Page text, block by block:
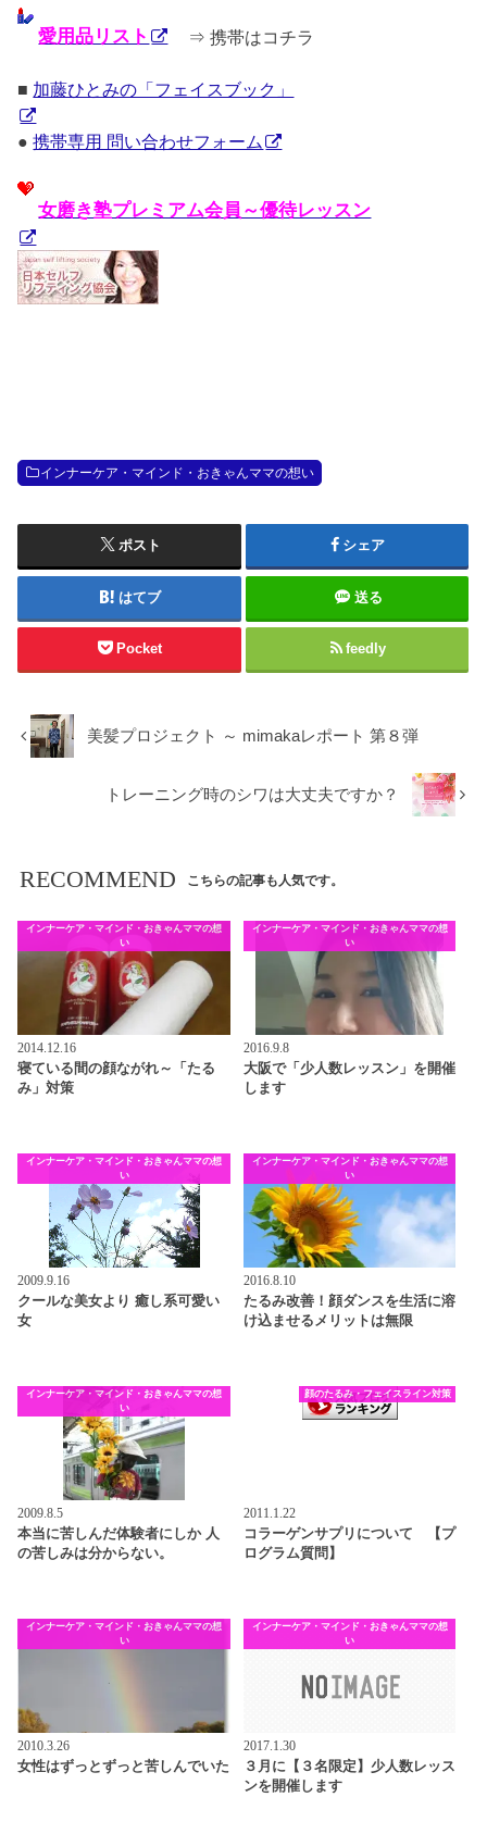
愛用品リスト ⇒ 携帯はコチラ
■ 加藤ひとみの「フェイスブック」
●携帯専用 問い合わせフォーム
女磨き塾プレミアム会員～優待レッスン
インナーケア・マインド・おきゃんママの想い
ポスト シェア
はてブ 送る
Pocket feedly
美髪プロジェクト ～ mimakaレポート 第８弾
トレーニング時のシワは大丈夫ですか？
RECOMMEND こちらの記事も人気です。
インナーケア・マインド・おきゃんママの想
い
2014.12.16
寝ている間の顔ながれ～「たる
み」対策
インナーケア・マインド・おきゃんママの想
い
2016.9.8
大阪で「少人数レッスン」を開催
します
インナーケア・マインド・おきゃんママの想
い
2009.9.16
クールな美女より 癒し系可愛い
女
インナーケア・マインド・おきゃんママの想
い
2016.8.10
たるみ改善！顔ダンスを生活に溶
け込ませるメリットは無限
インナーケア・マインド・おきゃんママの想
い
2009.8.5
本当に苦しんだ体験者にしか 人
の苦しみは分からない。
顔のたるみ・フェイスライン対策
2011.1.22
コラーゲンサプリについて 【プ
ログラム質問】
インナーケア・マインド・おきゃんママの想
い
2010.3.26
女性はずっとずっと苦しんでいた
インナーケア・マインド・おきゃんママの想
い
2017.1.30
３月に【３名限定】少人数レッス
ンを開催します